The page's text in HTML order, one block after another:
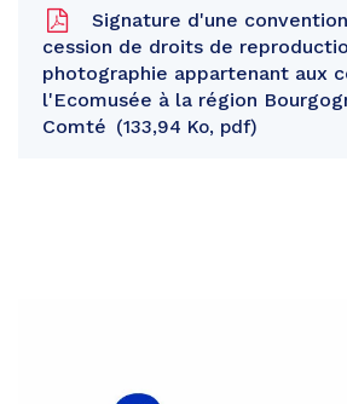
Signature d'une
cession de droits de
photographie appartenant aux
l'Ecomusée à la région
Comté
133,94 Ko, pdf
Partager